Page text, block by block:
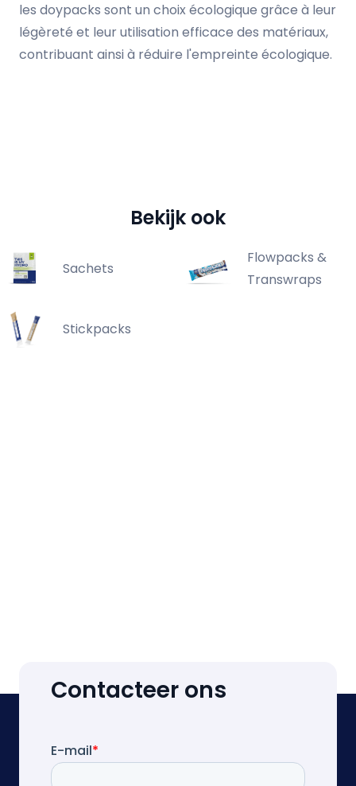
les doypacks sont un choix écologique grâce à leur
légèreté et leur utilisation efficace des matériaux,
contribuant ainsi à réduire l'empreinte écologique.
Bekijk ook
Sachets
Flowpacks &
Transwraps
Stickpacks
Contacteer ons